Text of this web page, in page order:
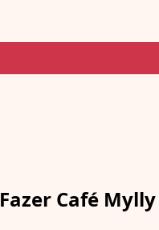
Fazer Café Mylly